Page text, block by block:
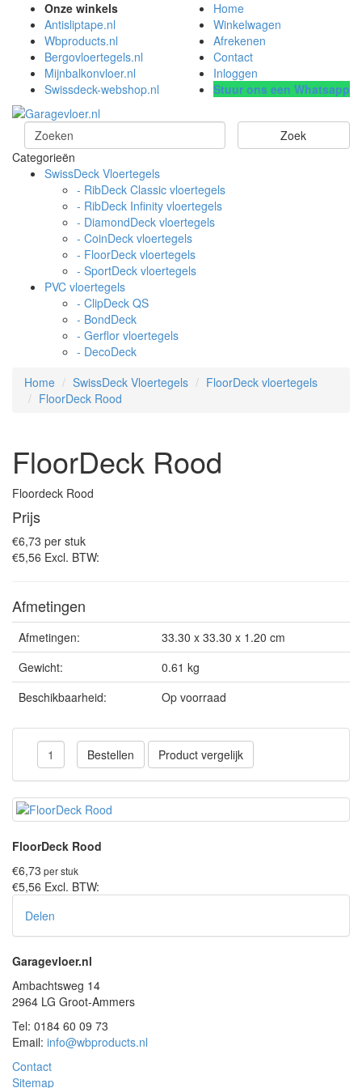
Onze winkels
Antisliptape.nl
Wbproducts.nl
Bergovloertegels.nl
Mijnbalkonvloer.nl
Swissdeck-webshop.nl
Home
Winkelwagen
Afrekenen
Contact
Inloggen
Stuur ons een Whatsapp
Zoek
Categorieën
SwissDeck Vloertegels
- RibDeck Classic vloertegels
- RibDeck Infinity vloertegels
- DiamondDeck vloertegels
- CoinDeck vloertegels
- FloorDeck vloertegels
- SportDeck vloertegels
PVC vloertegels
- ClipDeck QS
- BondDeck
- Gerflor vloertegels
- DecoDeck
Home
SwissDeck Vloertegels
FloorDeck vloertegels
FloorDeck Rood
FloorDeck Rood
Floordeck Rood
Prijs
€6,73 per stuk
€5,56 Excl. BTW:
Afmetingen
Afmetingen:
33.30 x 33.30 x 1.20 cm
Gewicht:
0.61 kg
Beschikbaarheid:
Op voorraad
Bestellen Product vergelijk
FloorDeck Rood
€6,73 per stuk
€5,56 Excl. BTW:
Delen
Garagevloer.nl
Ambachtsweg 14
2964 LG Groot-Ammers
Tel: 0184 60 09 73
Email: info@wbproducts.nl
Contact
Sitemap